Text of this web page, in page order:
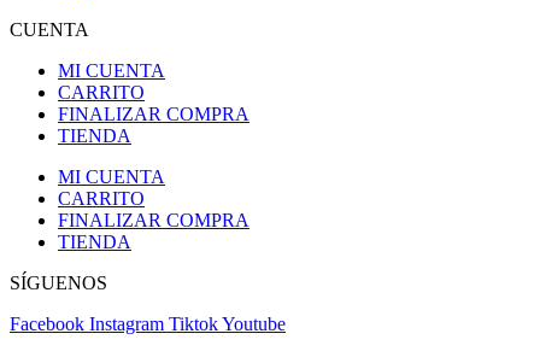
CUENTA
MI CUENTA
CARRITO
FINALIZAR COMPRA
TIENDA
MI CUENTA
CARRITO
FINALIZAR COMPRA
TIENDA
SÍGUENOS
Facebook Instagram TiktokYoutube